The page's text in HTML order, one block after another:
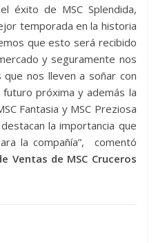
éxito de MSC Splendida,
temporada en la historia
que esto será recibido
y seguramente nos
nos lleven a soñar con
próxima y además la
Fantasia y MSC Preziosa
la importancia que
la compañía”, comentó
Ventas de MSC Cruceros